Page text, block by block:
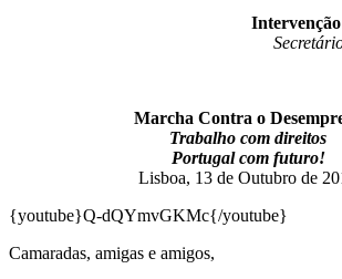
Marcha Contra o
Trabalho com direitos
Portugal com futuro!
Lisboa, 13 de Outubro de
{youtube}Q-dQYmvGKMc{/youtube}
Camaradas, amigas e amigos,